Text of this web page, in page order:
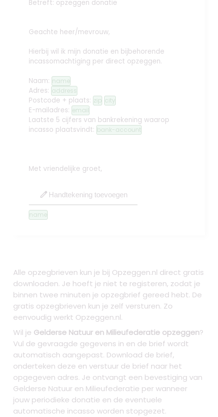
Betreft: opzeggen donatie
Geachte heer/mevrouw,
Hierbij wil ik mijn donatie en bijbehorende
incassomachtiging per direct opzeggen.
Naam: name
Adres: address
Postcode + plaats: zip city
E-mailadres: email
Laatste 5 cijfers van bankrekening waarop
incasso plaatsvindt: bank-account
Met vriendelijke groet,
edit Handtekening toevoegen
name
Alle opzegbrieven kun je bij Opzeggen.nl direct gratis
downloaden. Je hoeft je niet te registeren, zodat je
binnen twee minuten je opzegbrief gereed hebt. De
gratis opzegbrieven kun je zelf versturen. Zo
eenvoudig werkt Opzeggen.nl.
Wil je Gelderse Natuur en Milieufederatie opzeggen?
Vul de gevraagde gegevens in en de brief wordt
automatisch aangepast. Download de brief,
onderteken deze en verstuur de brief naar het
opgegeven adres. Je ontvangt een bevestiging van
Gelderse Natuur en Milieufederatie per wanneer
jouw periodieke donatie en de eventuele
automatische incasso worden stopgezet.